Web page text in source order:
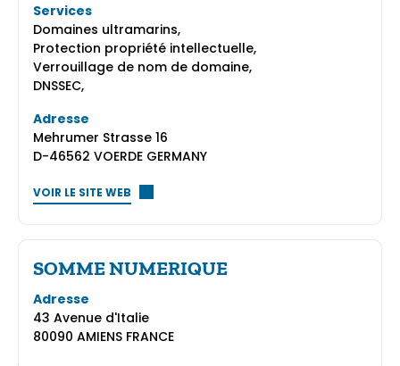
Services
Domaines ultramarins,
Protection propriété intellectuelle,
Verrouillage de nom de domaine,
DNSSEC,
Adresse
Mehrumer Strasse 16
D-46562 VOERDE GERMANY
VOIR LE SITE WEB
SOMME NUMERIQUE
Adresse
43 Avenue d'Italie
80090 AMIENS FRANCE